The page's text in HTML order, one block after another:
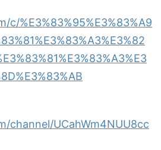
c/%E3%83%95%E3%83%A9
channel/UCahWm4NUU8cc